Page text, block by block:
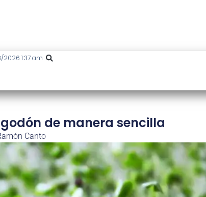
1:37 am
de manera sencilla
Canto